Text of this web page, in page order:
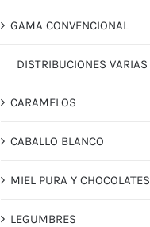
GAMA CONVENCIONAL
DISTRIBUCIONES VARIAS
CARAMELOS
CABALLO BLANCO
MIEL PURA Y CHOCOLATES
LEGUMBRES